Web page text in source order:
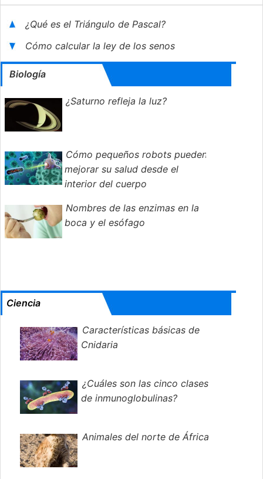
¿Qué es el Triángulo de Pascal?
Cómo calcular la ley de los senos
Biología
¿Saturno refleja la luz?
Cómo pequeños robots pueden
mejorar su salud desde el
interior del cuerpo
Nombres de las enzimas en la
boca y el esófago
Ciencia
Características básicas de
Cnidaria
¿Cuáles son las cinco clases
de inmunoglobulinas?
Animales del norte de África